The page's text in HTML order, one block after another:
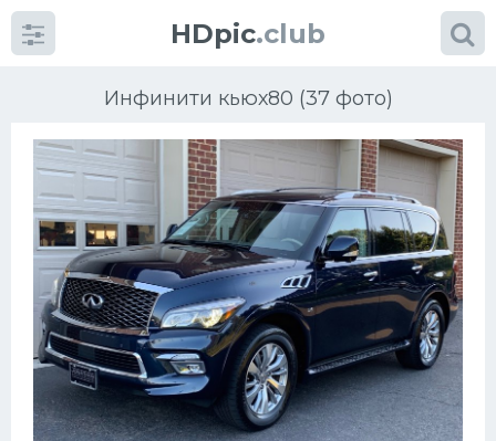
HDpic.club
Инфинити кьюх80 (37 фото)
Категории
Разное
Автомобили
Красивые фото машин